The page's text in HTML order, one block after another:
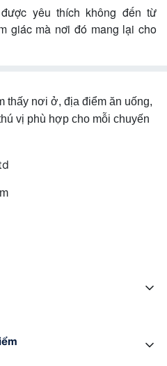
yêu thích không đến từ
giác mà nơi đó mang lại cho
thấy nơi ở, địa điểm ăn uống,
vị phù hợp cho mỗi chuyến